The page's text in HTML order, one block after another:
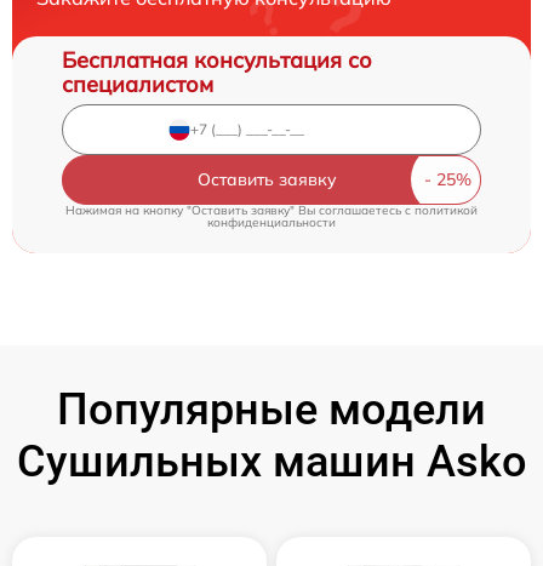
Бесплатная консультация со
специалистом
Оставить заявку
Нажимая на кнопку "Оставить заявку" Вы соглашаетесь cполитикой
конфиденциальности
Популярные модели
Сушильных машин Asko